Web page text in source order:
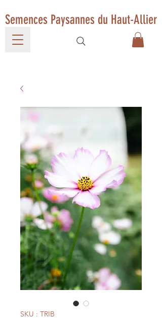
Semences Paysannes du Haut-Allier
SKU : TRIB